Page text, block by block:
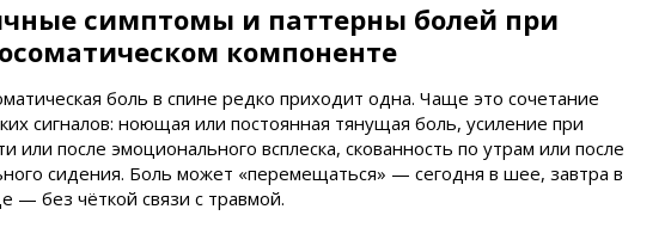
симптомы и паттерны болей при
компоненте
боль в спине редко приходит одна. Чаще это сочетание
сигналов: ноющая или постоянная тянущая боль, усиление при
или после эмоционального всплеска, скованность по утрам или после
сидения. Боль может «перемещаться» — сегодня в шее, завтра в
— без чёткой связи с травмой.